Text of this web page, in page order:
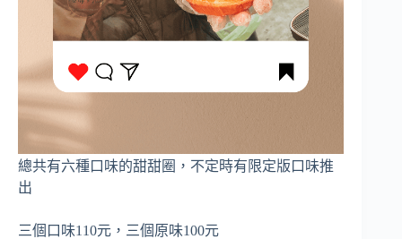
總共有六種口味的甜甜圈，不定時有限定版口味推
出
三個口味110元，三個原味100元